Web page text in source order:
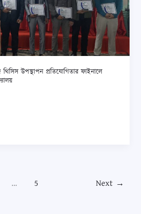
উপস্থাপন প্রতিযোগিতার ফাইনালে
… 5 Next →